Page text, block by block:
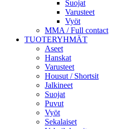
Suojat
Varusteet
Vyöt
MMA / Full contact
TUOTERYHMÄT
Aseet
Hanskat
Varusteet
Housut / Shortsit
Jalkineet
Suojat
Puvut
Vyöt
Sekalaiset